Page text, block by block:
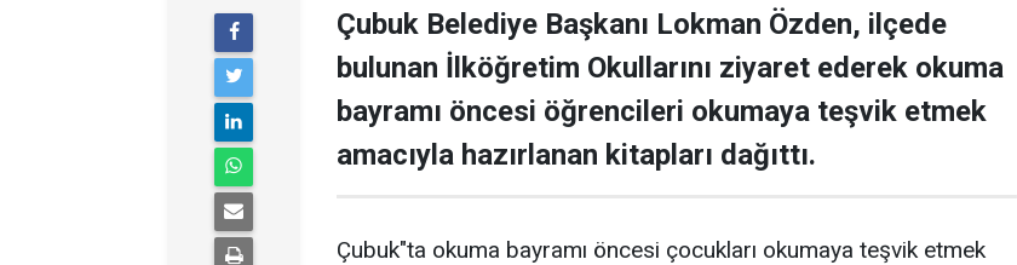
Çubuk Belediye Başkanı Lokman Özden, ilçede
bulunan İlköğretim Okullarını ziyaret ederek okuma
bayramı öncesi öğrencileri okumaya teşvik etmek
amacıyla hazırlanan kitapları dağıttı.
Çubuk"ta okuma bayramı öncesi çocukları okumaya teşvik etmek